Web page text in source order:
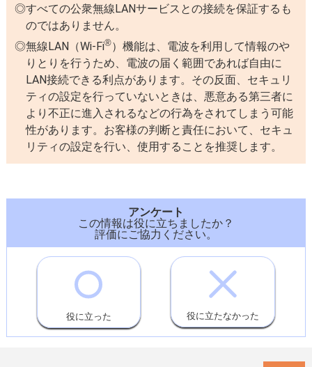
すべての公衆無線LANサービスとの接続を保証するも
のではありません。
無線LAN（Wi-Fi®）機能は、電波を利用して情報のや
りとりを行うため、電波の届く範囲であれば自由に
LAN接続できる利点があります。その反面、セキュリ
ティの設定を行っていないときは、悪意ある第三者に
より不正に進入されるなどの行為をされてしまう可能
性があります。お客様の判断と責任において、セキュ
リティの設定を行い、使用することを推奨します。
アンケート
この情報は役に立ちましたか？
評価にご協力ください。
役に立った 役に立たなかった